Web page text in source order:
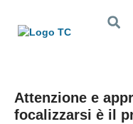
Attenzione e
focalizzarsi è il